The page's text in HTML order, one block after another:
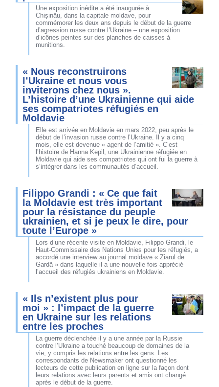
Une exposition inédite a été inaugurée à
Chișinău, dans la capitale moldave, pour
commémorer les deux ans depuis le début de la guerre
d’agression russe contre l’Ukraine – une exposition
d’icônes peintes sur des planches de caisses à
munitions.
« Nous reconstruirons
l’Ukraine et nous vous
inviterons chez nous ».
L’histoire d’une Ukrainienne qui aide
ses compatriotes réfugiés en
Moldavie
Elle est arrivée en Moldavie en mars 2022, peu après le
début de l’invasion russe contre l’Ukraine. Il y a cinq
mois, elle est devenue « agent de l’amitié ». C’est
l’histoire de Hanna Kepil, une Ukrainienne réfugiée en
Moldavie qui aide ses compatriotes qui ont fui la guerre à
s’intégrer dans les communautés d’accueil.
Filippo Grandi : « Ce que fait
la Moldavie est très important
pour la résistance du peuple
ukrainien, et si je peux le dire, pour
toute l’Europe »
Lors d’une récente visite en Moldavie, Filippo Grandi, le
Haut-Commissaire des Nations Unies pour les réfugiés, a
accordé une interview au journal moldave « Ziarul de
Gardă » dans laquelle il a une nouvelle fois apprécié
l’accueil des réfugiés ukrainiens en Moldavie.
« Ils n’existent plus pour
moi » : l’impact de la guerre
en Ukraine sur les relations
entre les proches
La guerre déclenchée il y a une année par la Russie
contre l’Ukraine a touché beaucoup de domaines de la
vie, y compris les relations entre les gens. Les
correspondants de Newsmaker ont questionné les
lecteurs de cette publication en ligne sur la façon dont
leurs relations avec leurs parents et amis ont changé
après le début de la guerre.